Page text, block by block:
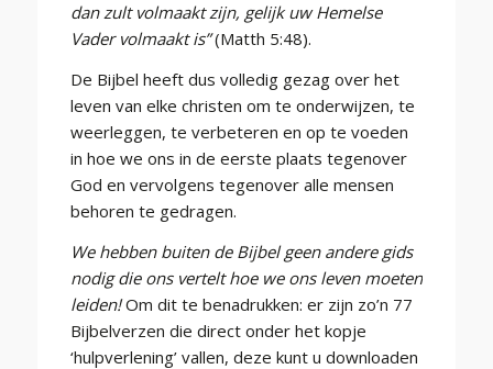
dan zult volmaakt zijn, gelijk uw Hemelse
Vader volmaakt is”(Matth 5:48).
De Bijbel heeft dus volledig gezag over het
leven van elke christen om te onderwijzen, te
weerleggen, te verbeteren en op te voeden
in hoe we ons in de eerste plaats tegenover
God en vervolgens tegenover alle mensen
behoren te gedragen.
We hebben buiten de Bijbel geen andere gids
nodig die ons vertelt hoe we ons leven moeten
leiden!Om dit te benadrukken: er zijn zo’n 77
Bijbelverzen die direct onder het kopje
‘hulpverlening’ vallen, deze kunt u downloaden